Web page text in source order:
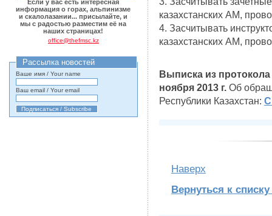
Если у вас есть интересная
информация о горах, альпинизме
и скалолазании... присылайте, и
мы с радостью разместим её на
наших страницах!
office@thefmsc.kz
Рассылка новостей
Ваше имя / Your name
Ваш email / Your email
казахстанских АМ,
4. Засчитывать
казахстанских АМ,
Выписка из
ноября 2013 г. Об
Республики Казахстан:
Наверх
Вернуться к списку